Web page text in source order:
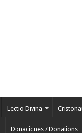
Lectio Divina
Donaciones / Donations